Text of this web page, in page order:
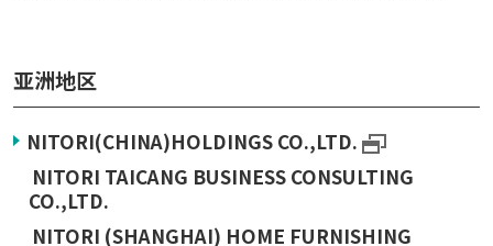
亚洲地区
NITORI(CHINA)HOLDINGS CO.,LTD.
NITORI TAICANG BUSINESS CONSULTING
CO.,LTD.
NITORI (SHANGHAI) HOME FURNISHING